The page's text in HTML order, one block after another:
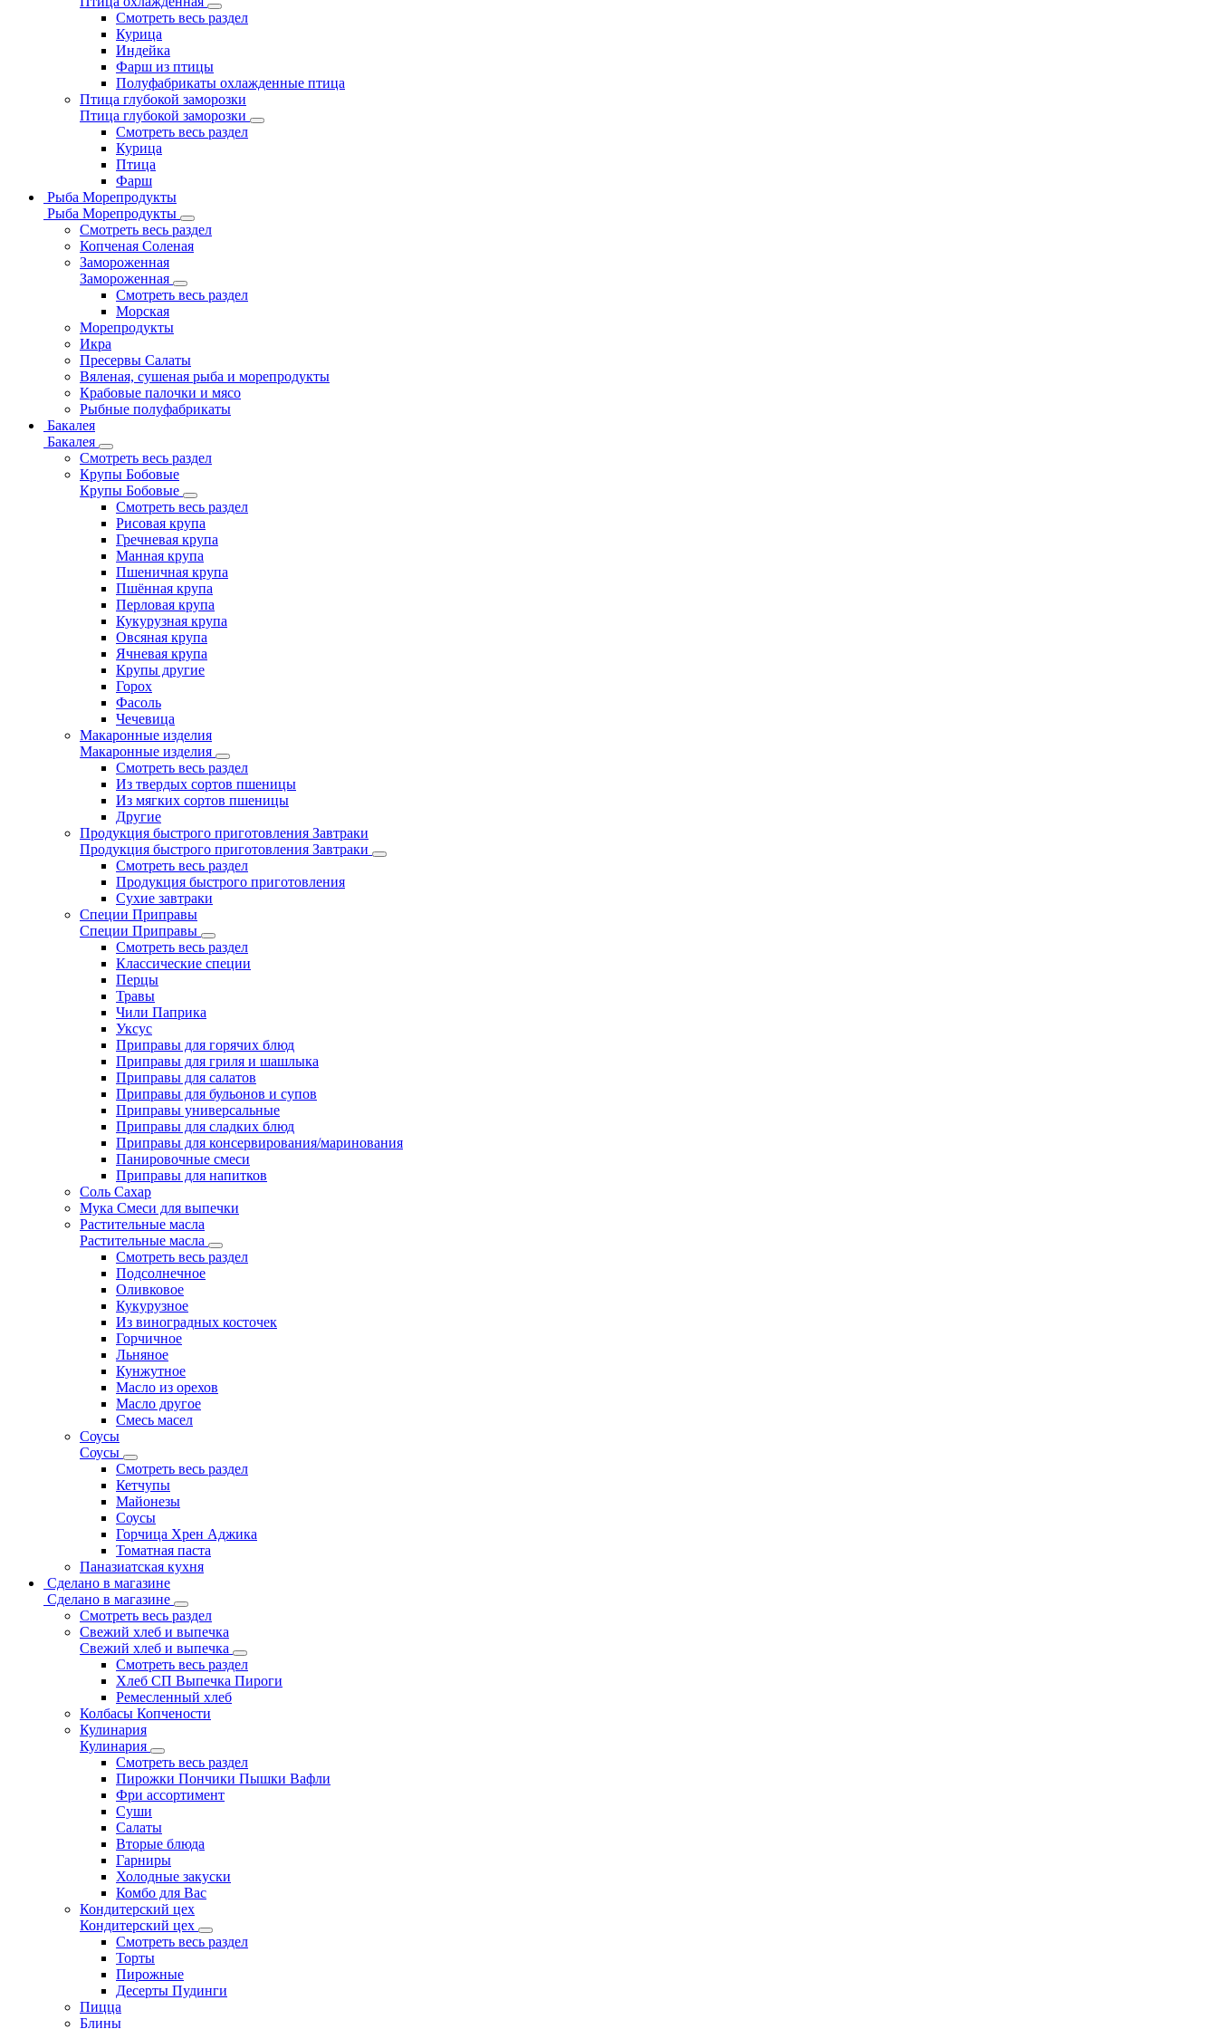
Смотреть весь раздел
Курица
Индейка
Фарш из птицы
Полуфабрикаты охлажденные птица
Птица глубокой заморозки
Птица глубокой заморозки
Смотреть весь раздел
Курица
Птица
Фарш
Рыба Морепродукты
Рыба Морепродукты
Смотреть весь раздел
Копченая Соленая
Замороженная
Замороженная
Смотреть весь раздел
Морская
Морепродукты
Икра
Пресервы Салаты
Вяленая, сушеная рыба и морепродукты
Крабовые палочки и мясо
Рыбные полуфабрикаты
Бакалея
Бакалея
Смотреть весь раздел
Крупы Бобовые
Крупы Бобовые
Смотреть весь раздел
Рисовая крупа
Гречневая крупа
Манная крупа
Пшеничная крупа
Пшённая крупа
Перловая крупа
Кукурузная крупа
Овсяная крупа
Ячневая крупа
Крупы другие
Горох
Фасоль
Чечевица
Макаронные изделия
Макаронные изделия
Смотреть весь раздел
Из твердых сортов пшеницы
Из мягких сортов пшеницы
Другие
Продукция быстрого приготовления Завтраки
Продукция быстрого приготовления Завтраки
Смотреть весь раздел
Продукция быстрого приготовления
Сухие завтраки
Специи Приправы
Специи Приправы
Смотреть весь раздел
Классические специи
Перцы
Травы
Чили Паприка
Уксус
Приправы для горячих блюд
Приправы для гриля и шашлыка
Приправы для салатов
Приправы для бульонов и супов
Приправы универсальные
Приправы для сладких блюд
Приправы для консервирования/маринования
Панировочные смеси
Приправы для напитков
Соль Сахар
Мука Смеси для выпечки
Растительные масла
Растительные масла
Смотреть весь раздел
Подсолнечное
Оливковое
Кукурузное
Из виноградных косточек
Горчичное
Льняное
Кунжутное
Масло из орехов
Масло другое
Смесь масел
Соусы
Соусы
Смотреть весь раздел
Кетчупы
Майонезы
Соусы
Горчица Хрен Аджика
Томатная паста
Паназиатская кухня
Сделано в магазине
Сделано в магазине
Смотреть весь раздел
Свежий хлеб и выпечка
Свежий хлеб и выпечка
Смотреть весь раздел
Хлеб СП Выпечка Пироги
Ремесленный хлеб
Колбасы Копчености
Кулинария
Кулинария
Смотреть весь раздел
Пирожки Пончики Пышки Вафли
Фри ассортимент
Суши
Салаты
Вторые блюда
Гарниры
Холодные закуски
Комбо для Вас
Кондитерский цех
Кондитерский цех
Смотреть весь раздел
Торты
Пирожные
Десерты Пудинги
Пицца
Блины